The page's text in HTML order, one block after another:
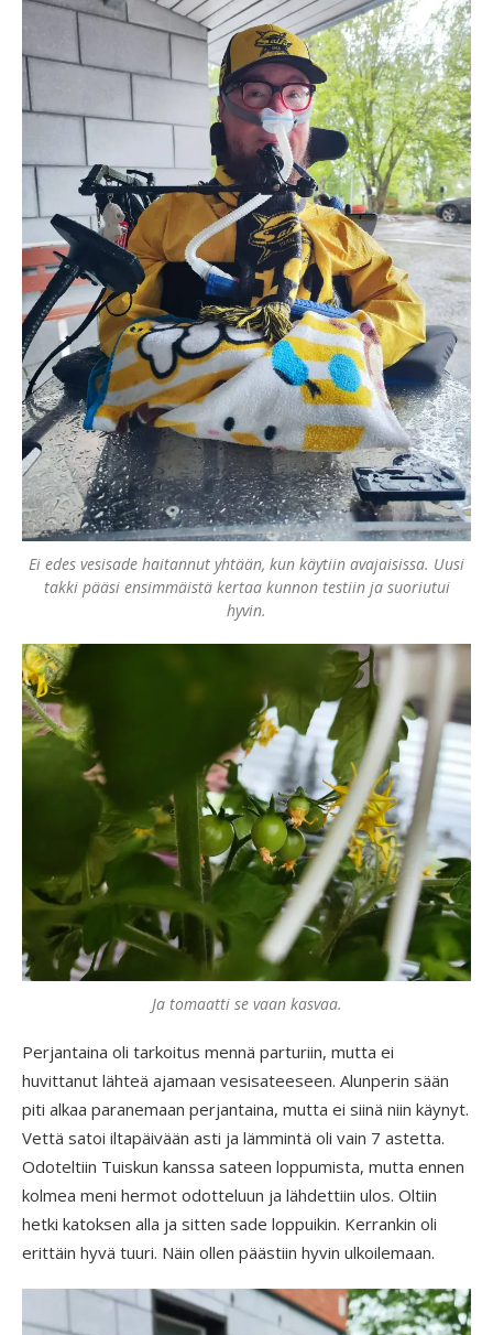
Ei edes vesisade haitannut yhtään, kun käytiin avajaisissa. Uusi
takki pääsi ensimmäistä kertaa kunnon testiin ja suoriutui
hyvin.
Ja tomaatti se vaan kasvaa.
Perjantaina oli tarkoitus mennä parturiin, mutta ei
huvittanut lähteä ajamaan vesisateeseen. Alunperin sään
piti alkaa paranemaan perjantaina, mutta ei siinä niin käynyt.
Vettä satoi iltapäivään asti ja lämmintä oli vain 7 astetta.
Odoteltiin Tuiskun kanssa sateen loppumista, mutta ennen
kolmea meni hermot odotteluun ja lähdettiin ulos. Oltiin
hetki katoksen alla ja sitten sade loppuikin. Kerrankin oli
erittäin hyvä tuuri. Näin ollen päästiin hyvin ulkoilemaan.